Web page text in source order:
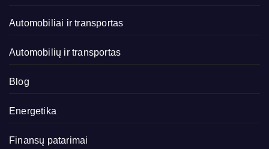
Automobiliai ir transportas
Automobilių ir transportas
Blog
Energetika
Finansų patarimai